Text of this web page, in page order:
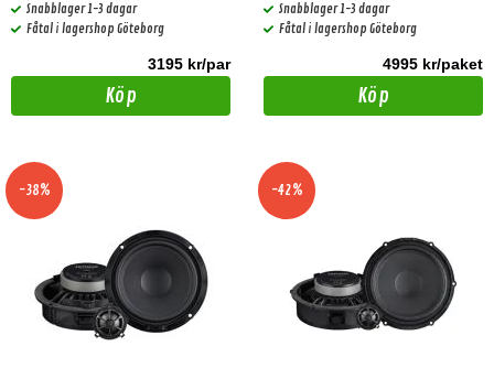
Snabblager 1-3 dagar
Fåtal i lagershop Göteborg
3195 kr/par
Köp
Snabblager 1-3 dagar
Fåtal i lagershop Göteborg
4995 kr/paket
Köp
-38% -42%